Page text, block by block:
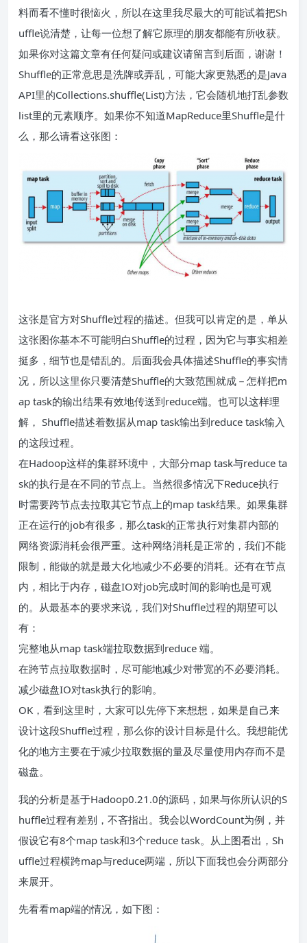
料而看不懂时很恼火，所以在这里我尽最大的可能试着把Sh
uffle说清楚，让每一位想了解它原理的朋友都能有所收获。
如果你对这篇文章有任何疑问或建议请留言到后面，谢谢！
Shuffle的正常意思是洗牌或弄乱，可能大家更熟悉的是Java
API里的Collections.shuffle(List)方法，它会随机地打乱参数
list里的元素顺序。如果你不知道MapReduce里Shuffle是什
么，那么请看这张图：
这张是官方对Shuffle过程的描述。但我可以肯定的是，单从
这张图你基本不可能明白Shuffle的过程，因为它与事实相差
挺多，细节也是错乱的。后面我会具体描述Shuffle的事实情
况，所以这里你只要清楚Shuffle的大致范围就成－怎样把m
ap task的输出结果有效地传送到reduce端。也可以这样理
解， Shuffle描述着数据从map task输出到reduce task输入
的这段过程。
在Hadoop这样的集群环境中，大部分map task与reduce ta
sk的执行是在不同的节点上。当然很多情况下Reduce执行
时需要跨节点去拉取其它节点上的map task结果。如果集群
正在运行的job有很多，那么task的正常执行对集群内部的
网络资源消耗会很严重。这种网络消耗是正常的，我们不能
限制，能做的就是最大化地减少不必要的消耗。还有在节点
内，相比于内存，磁盘IO对job完成时间的影响也是可观
的。从最基本的要求来说，我们对Shuffle过程的期望可以
有：
完整地从map task端拉取数据到reduce 端。
在跨节点拉取数据时，尽可能地减少对带宽的不必要消耗。
减少磁盘IO对task执行的影响。
OK，看到这里时，大家可以先停下来想想，如果是自己来
设计这段Shuffle过程，那么你的设计目标是什么。我想能优
化的地方主要在于减少拉取数据的量及尽量使用内存而不是
磁盘。
我的分析是基于Hadoop0.21.0的源码，如果与你所认识的S
huffle过程有差别，不吝指出。我会以WordCount为例，并
假设它有8个map task和3个reduce task。从上图看出，Sh
uffle过程横跨map与reduce两端，所以下面我也会分两部分
来展开。
先看看map端的情况，如下图：